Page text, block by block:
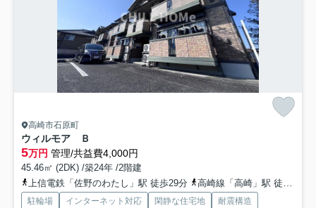
高崎市石原町
ウィルモア Ｂ
5万円 管理/共益費4,000円
45.46㎡ (2DK) /築24年 /2階建
上信電鉄「佐野のわたし」駅 徒歩29分
高崎線「高崎」駅 徒歩45分
駐輪場 インターネット対応 閑静な住宅地
耐震構造